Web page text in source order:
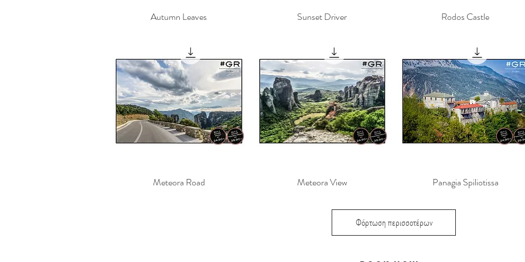
Γρήγορη προβολή
Autumn Leaves Γρήγορη προβολή
Sunset Driver Γρήγορη προβολή
Rodos Castle
Γρήγορη προβολή
Meteora Road Γρήγορη προβολή
Meteora View Γρήγορη προβολή
Panagia Spiliotissa
Φόρτωση περισσοτέρων